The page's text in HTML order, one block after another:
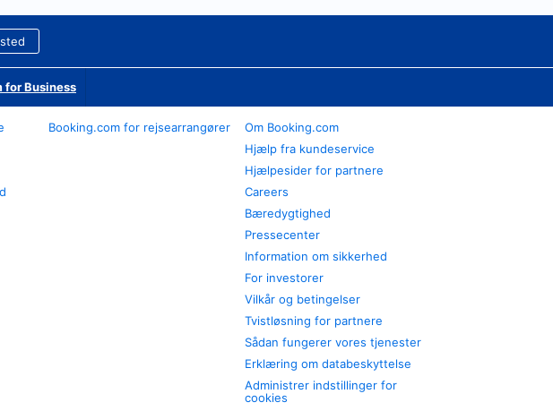
for Business
Booking.com for rejsearrangører
Om Booking.com
Hjælp fra kundeservice
Hjælpesider for partnere
Careers
Bæredygtighed
Pressecenter
Information om sikkerhed
For investorer
Vilkår og betingelser
Tvistløsning for partnere
Sådan fungerer vores tjenester
Erklæring om databeskyttelse
Administrer indstillinger for
cookies